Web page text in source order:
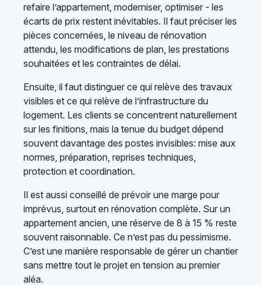
refaire l’appartement, moderniser, optimiser - les
écarts de prix restent inévitables. Il faut préciser les
pièces concernées, le niveau de rénovation
attendu, les modifications de plan, les prestations
souhaitées et les contraintes de délai.
Ensuite, il faut distinguer ce qui relève des travaux
visibles et ce qui relève de l’infrastructure du
logement. Les clients se concentrent naturellement
sur les finitions, mais la tenue du budget dépend
souvent davantage des postes invisibles: mise aux
normes, préparation, reprises techniques,
protection et coordination.
Il est aussi conseillé de prévoir une marge pour
imprévus, surtout en rénovation complète. Sur un
appartement ancien, une réserve de 8 à 15 % reste
souvent raisonnable. Ce n’est pas du pessimisme.
C’est une manière responsable de gérer un chantier
sans mettre tout le projet en tension au premier
aléa.